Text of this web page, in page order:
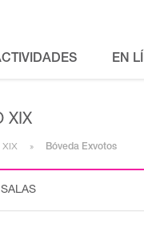
EN
XIX
XIX Bóveda Exvotos